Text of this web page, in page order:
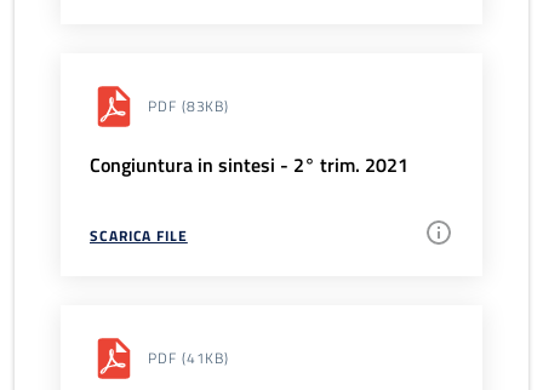
PDF (83KB)
Congiuntura in sintesi - 2° trim. 2021
SCARICA FILE
PDF (41KB)